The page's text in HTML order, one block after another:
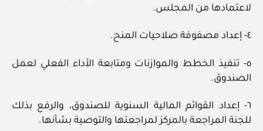
لاعتمادها من المجلس.
٤- إعداد مصفوفة صلاحيات المنح.
٥- تنفيذ الخطط والموازنات ومتابعة الأداء الفعلي لعمل
الصندوق.
٦- إعداد القوائم المالية السنوية للصندوق، والرفع بذلك
للجنة المراجعة بالمركز لمراجعتها والتوصية بشأنها.